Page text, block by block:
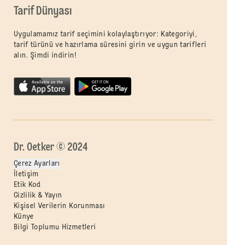
Tarif Dünyası
Uygulamamız tarif seçimini kolaylaştırıyor: Kategoriyi,
tarif türünü ve hazırlama süresini girin ve uygun tarifleri
alın. Şimdi indirin!
Dr. Oetker © 2024
Çerez Ayarları
İletişim
Etik Kod
Gizlilik & Yayın
Kişisel Verilerin Korunması
Künye
Bilgi Toplumu Hizmetleri